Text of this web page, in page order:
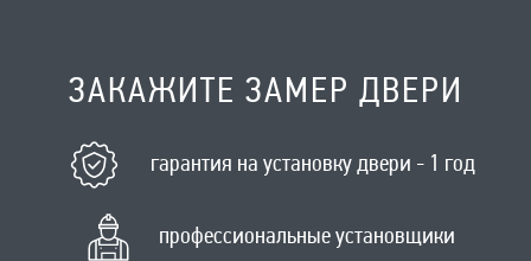
ЗАКАЖИТЕ ЗАМЕР ДВЕРИ
гарантия на установку двери - 1 год
профессиональные установщики